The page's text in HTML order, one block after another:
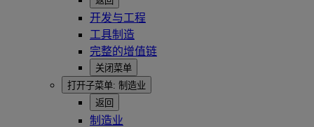
开发与工程
工具制造
完整的增值链
关闭菜单
打开子菜单: 制造业
返回
制造业